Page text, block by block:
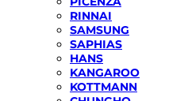
RINNAI
SAMSUNG
SAPHIAS
HANS
KANGAROO
KOTTMANN